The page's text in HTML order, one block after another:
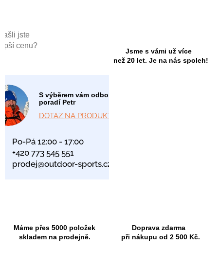
jste
cenu?
S výběrem vám odborně
poradí Petr
DOTAZ NA PRODUKT
Po-Pá 12:00 - 17:00
+420 773 545 551
prodej@outdoor-sports.cz
Jsme s vámi už více
než 20 let. Je na nás spoleh!
Máme přes 5000 položek
skladem na prodejně.
Doprava zdarma
při nákupu od 2 500 Kč.